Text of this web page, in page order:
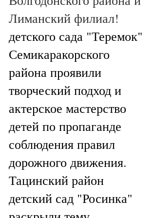
Лиманский филиал!
детского сада "Теремок"
Семикаракорского
района проявили
творческий подход и
актерское мастерство
детей по пропаганде
соблюдения правил
дорожного движения.
Тацинский район
детский сад "Росинка"